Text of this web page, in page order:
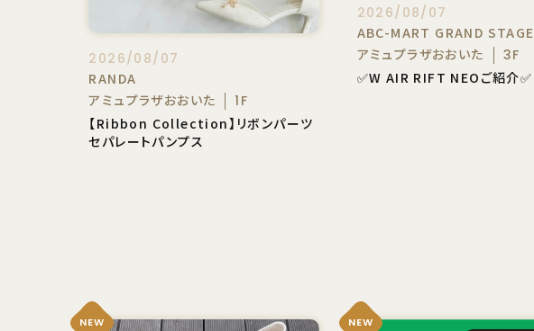
2026/08/07
RANDA
アミュプラザおおいた
1F
【Ribbon Collection】リボンパーツ
セパレートパンプス
2026/08/07
ABC-MART GRAND STAGE
アミュプラザおおいた
3F
✅W AIR RIFT NEOご紹介✅
NEW NEW